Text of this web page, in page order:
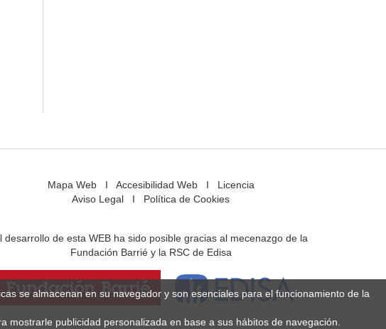
Mapa WebI Accesibilidad WebI Licencia
Aviso Legal I Política de Cookies
desarrollo de esta WEB ha sido posible gracias al mecenazgo de la
Fundación Barrié y la RSC de Edisa
se almacenan en su navegador y son esenciales para el funcionamiento de la
publicidad personalizada en base a sus hábitos de navegación.